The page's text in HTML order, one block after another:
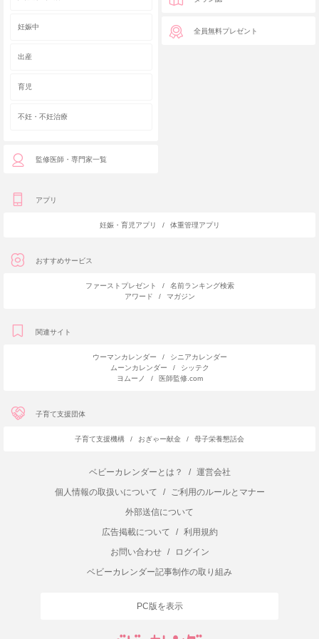
妊娠中
出産
育児
不妊・不妊治療
監修医師・専門家一覧
全員無料プレゼント
アプリ
妊娠・育児アプリ / 体重管理アプリ
おすすめサービス
ファーストプレゼント /
名前ランキング検索
アワード
/ マガジン
関連サイト
ウーマンカレンダー /
シニアカレンダー
ムーンカレンダー
/
シッテク
ヨムーノ
/ 医師監修.com
子育て支援団体
子育て支援機構 / おぎゃー献金 / 母子栄養懇話会
ベビーカレンダーとは？ /
運営会社
個人情報の取扱いについて
/
ご利用のルールとマナー
外部送信について
広告掲載について
/
利用規約
お問い合わせ
/
ログイン
ベビーカレンダー記事制作の取り組み
PC版を表示